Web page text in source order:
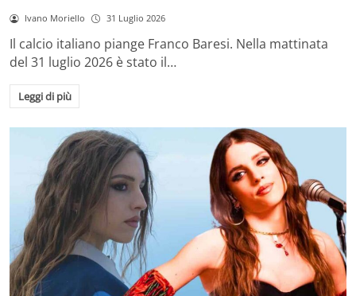
Ivano Moriello 31 Luglio 2026
Il calcio italiano piange Franco Baresi. Nella mattinata
del 31 luglio 2026 è stato il…
Leggi di più